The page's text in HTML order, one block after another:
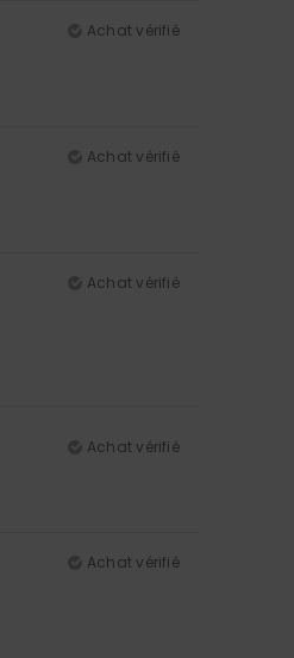
Achat vérifié
Achat vérifié
Achat vérifié
Achat vérifié
Achat vérifié